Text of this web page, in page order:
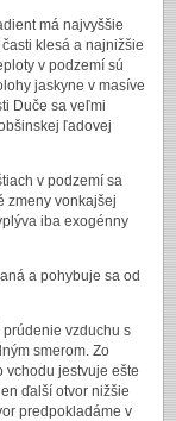
má najvyššie
klesá a najnižšie
v podzemí sú
jaskyne v masíve
Duče sa veľmi
ľadovej
v podzemí sa
zmeny vonkajšej
iba exogénny
a pohybuje sa od
prúdenie vzduchu s
smerom. Zo
vchodu jestvuje ešte
ďalší otvor nižšie
predpokladáme v